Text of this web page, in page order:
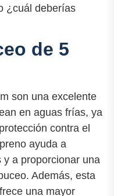
¿cuál deberías
de 5
son una excelente
en aguas frías, ya
contra el
ayuda a
y a proporcionar una
Además, esta
una mayor